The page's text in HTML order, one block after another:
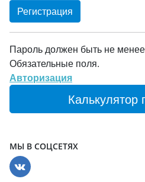
Пароль должен быть не
Обязательные поля.
Авторизация
МЫ В СОЦСЕТЯХ